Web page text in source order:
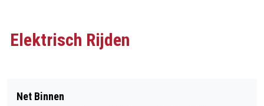
Elektrisch Rijden
Net Binnen